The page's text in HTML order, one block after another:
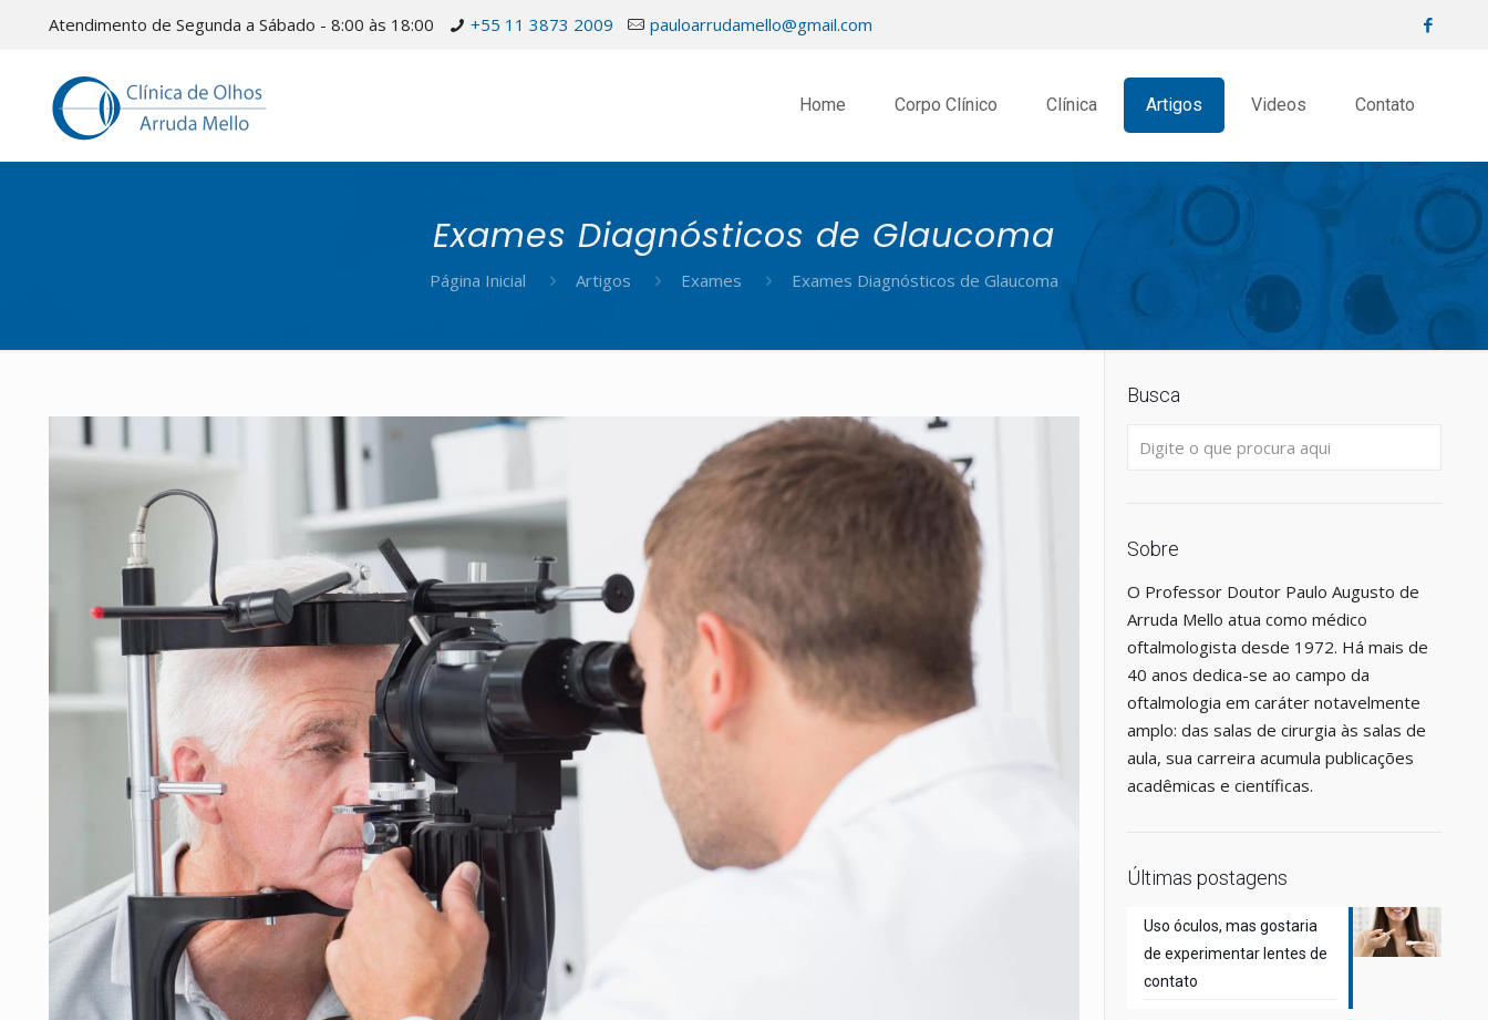
Atendimento de Segunda a Sábado - 8:00 às 18:00 +55 11 3873 2009 pauloarrudamello@gmail.com
Home Corpo Clínico Clínica Artigos Videos Contato
Exames Diagnósticos de Glaucoma
Página Inicial Artigos Exames Exames Diagnósticos de Glaucoma
Busca
Sobre
O Professor Doutor Paulo Augusto de
Arruda Mello atua como médico
oftalmologista desde 1972. Há mais de
40 anos dedica-se ao campo da
oftalmologia em caráter notavelmente
amplo: das salas de cirurgia às salas de
aula, sua carreira acumula publicações
acadêmicas e científicas.
Últimas postagens
Uso óculos, mas gostaria
de experimentar lentes de
contato